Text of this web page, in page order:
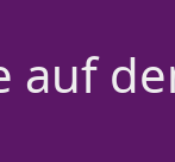
auf